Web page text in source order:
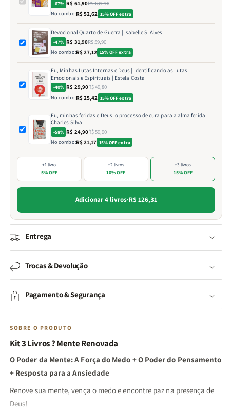
-67% R$ 61,90R$ 189,90
No combo:R$ 52,62 15% OFF extra
Devocional Quarto de Guerra | Isabelle S. Alves
-47% R$ 31,90R$ 59,90
No combo:R$ 27,12 15% OFF extra
Eu, Minhas Lutas Internas e Deus | Identificando as Lutas
Emocionais e Espirituais | Estela Costa
-40% R$ 29,90R$ 49,80
No combo:R$ 25,42 15% OFF extra
Eu, minhas feridas e Deus: o processo de cura para a alma ferida |
Charles Silva
-58% R$ 24,90R$ 59,90
No combo:R$ 21,17 15% OFF extra
+1 livro
5% OFF
+2 livros
10% OFF
+3 livros
15% OFF
Adicionar 4 livros·R$ 126,31
Entrega
Trocas & Devolução
Pagamento & Segurança
SOBRE O PRODUTO
Kit 3 Livros ? Mente Renovada
O Poder da Mente: A Força do Medo + O Poder do Pensamento
+ Resposta para a Ansiedade
Renove sua mente, vença o medo e encontre paz na presença de
Deus!